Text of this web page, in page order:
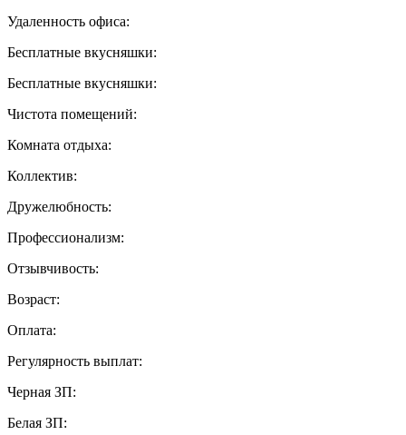
Удаленность офиса:
Бесплатные вкусняшки:
Бесплатные вкусняшки:
Чистота помещений:
Комната отдыха:
Коллектив:
Дружелюбность:
Профессионализм:
Отзывчивость:
Возраст:
Оплата:
Регулярность выплат:
Черная ЗП:
Белая ЗП: